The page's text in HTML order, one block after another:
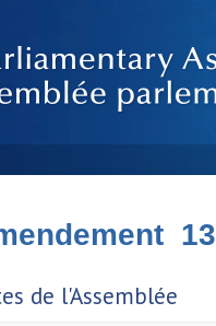
13
de l'Assemblée